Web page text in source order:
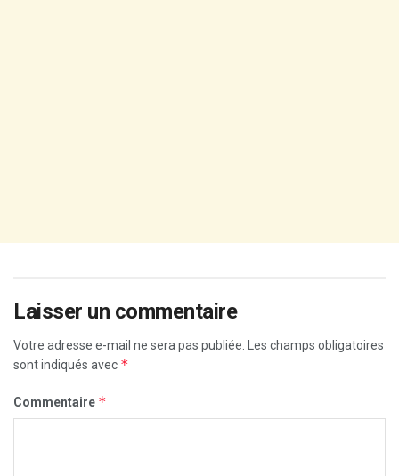
Laisser un commentaire
Votre adresse e-mail ne sera pas publiée. Les champs obligatoires
sont indiqués avec *
Commentaire *